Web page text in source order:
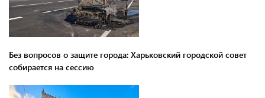
Без вопросов о защите города: Харьковский городской совет
собирается на сессию